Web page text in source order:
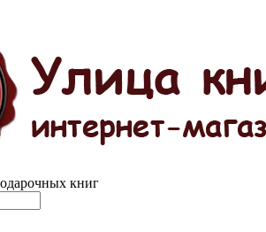
книг